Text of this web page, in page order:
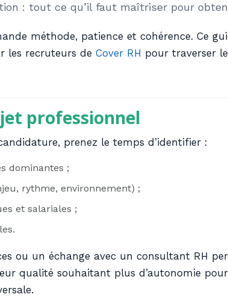
: tout ce qu’il faut maîtriser pour
méthode, patience et cohérence. Ce
les recruteurs de Cover RH pour traverser
professionnel
prenez le temps d’identifier :
dominantes ;
rythme, environnement) ;
et salariales ;
ou un échange avec un consultant RH
qualité souhaitant plus d’autonomie